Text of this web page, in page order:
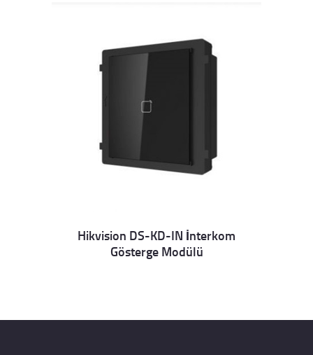
Details
Hikvision DS-KD-IN İnterkom
Gösterge Modülü